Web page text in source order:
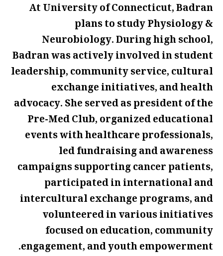
At University of Connecticut, Badran
plans to study Physiology &
Neurobiology. During high school,
Badran was actively involved in student
leadership, community service, cultural
exchange initiatives, and health
advocacy. She served as president of the
Pre-Med Club, organized educational
events with healthcare professionals,
led fundraising and awareness
campaigns supporting cancer patients,
participated in international and
intercultural exchange programs, and
volunteered in various initiatives
focused on education, community
engagement, and youth empowerment.